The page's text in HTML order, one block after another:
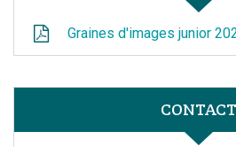
Graines d'images junior
CONTACT